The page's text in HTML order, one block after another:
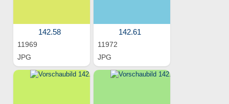
142.58
11969
JPG
142.61
11972
JPG